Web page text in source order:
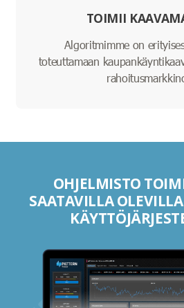
TOIMII
Algoritmimme on
toteuttamaan
OHJELMISTO
SAATAVILLA